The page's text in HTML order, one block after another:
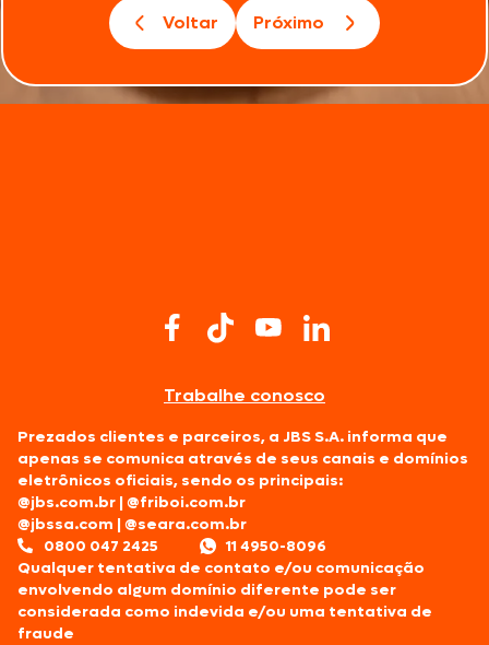
Voltar Próximo
Trabalhe conosco
Prezados clientes e parceiros, a JBS S.A. informa que
apenas se comunica através de seus canais e domínios
eletrônicos oficiais, sendo os principais:
@jbs.com.br |@friboi.com.br
@jbssa.com |@seara.com.br
0800 047 2425
11 4950-8096
Qualquer tentativa de contato e/ou comunicação
envolvendo algum domínio diferente pode ser
considerada como indevida e/ou uma tentativa de
fraude